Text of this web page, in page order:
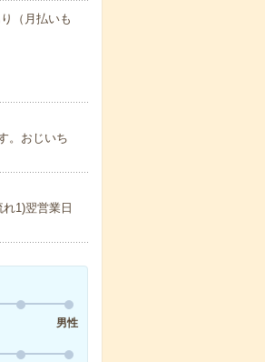
（月払いも
。おじいち
1)翌営業日
男性